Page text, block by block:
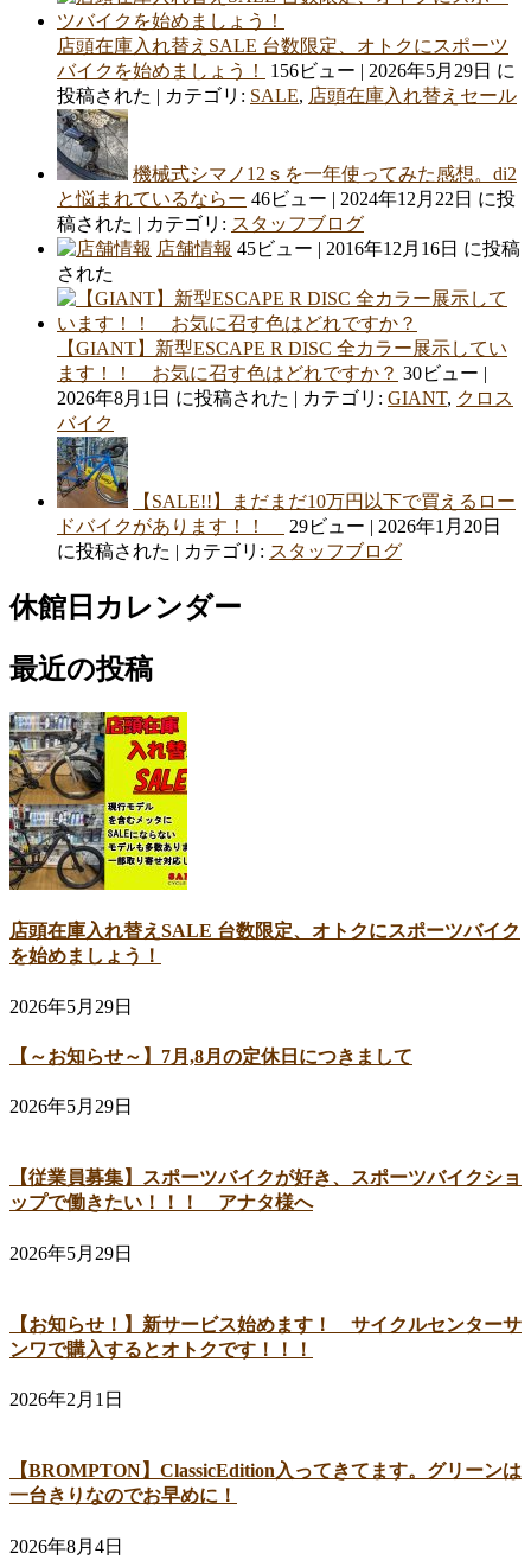
店頭在庫入れ替えSALE 台数限定、オトクにスポーツ
バイクを始めましょう！
156ビュー | 2026年5月29日 に
投稿された | カテゴリ: SALE, 店頭在庫入れ替えセール
機械式シマノ12ｓを一年使ってみた感想。di2
と悩まれているならー 46ビュー | 2024年12月22日 に投
稿された | カテゴリ: スタッフブログ
店舗情報 45ビュー | 2016年12月16日 に投稿
された
【GIANT】新型ESCAPE R DISC 全カラー展示してい
ます！！ お気に召す色はどれですか？ 30ビュー |
2026年8月1日 に投稿された | カテゴリ: GIANT, クロス
バイク
【SALE!!】まだまだ10万円以下で買えるロー
ドバイクがあります！！
29ビュー | 2026年1月20日
に投稿された | カテゴリ: スタッフブログ
休館日カレンダー
最近の投稿
店頭在庫入れ替えSALE 台数限定、オトクにスポーツバイク
を始めましょう！
2026年5月29日
【～お知らせ～】7月,8月の定休日につきまして
2026年5月29日
【従業員募集】スポーツバイクが好き、スポーツバイクショ
ップで働きたい！！！ アナタ様へ
2026年5月29日
【お知らせ！】新サービス始めます！ サイクルセンターサ
ンワで購入するとオトクです！！！
2026年2月1日
【BROMPTON】ClassicEdition入ってきてます。グリーンは
一台きりなのでお早めに！
2026年8月4日